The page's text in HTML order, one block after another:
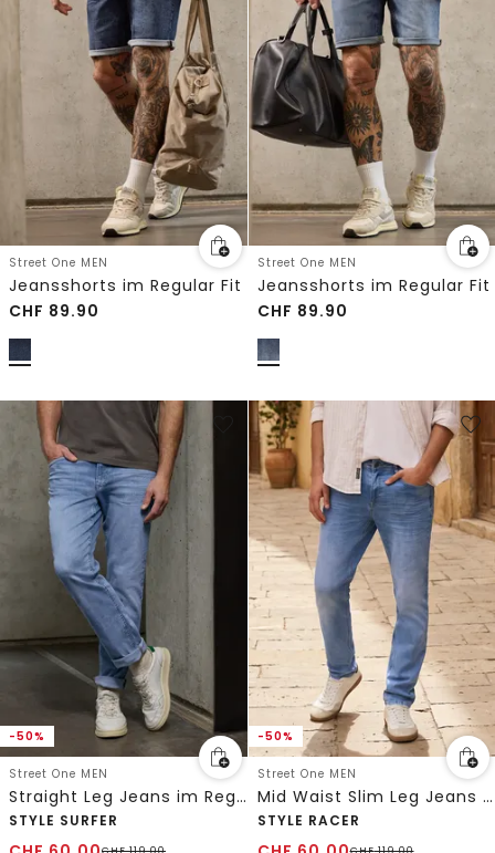
Street One MEN
Jeansshorts im Regular Fit
CHF 89.90
Street One MEN
Jeansshorts im Regular Fit
CHF 89.90
-50%
Street One MEN
Straight Leg Jeans im Regular Fit
STYLE SURFER
-50%
Street One MEN
Mid Waist Slim Leg Jeans im Slim Fit
STYLE RACER